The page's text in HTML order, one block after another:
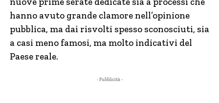
hanno avuto grande clamore nell’opinione
pubblica, ma dai risvolti spesso sconosciuti, sia
a casi meno famosi, ma molto indicativi del
Paese reale.
- Pubblicità -